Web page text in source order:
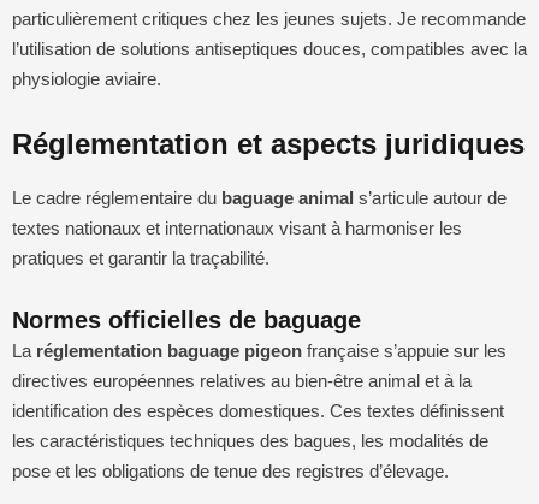
particulièrement critiques chez les jeunes sujets. Je recommande
l’utilisation de solutions antiseptiques douces, compatibles avec la
physiologie aviaire.
Réglementation et aspects juridiques
Le cadre réglementaire du baguage animal s’articule autour de
textes nationaux et internationaux visant à harmoniser les
pratiques et garantir la traçabilité.
Normes officielles de baguage
La réglementation baguage pigeon française s’appuie sur les
directives européennes relatives au bien-être animal et à la
identification des espèces domestiques. Ces textes définissent
les caractéristiques techniques des bagues, les modalités de
pose et les obligations de tenue des registres d’élevage.